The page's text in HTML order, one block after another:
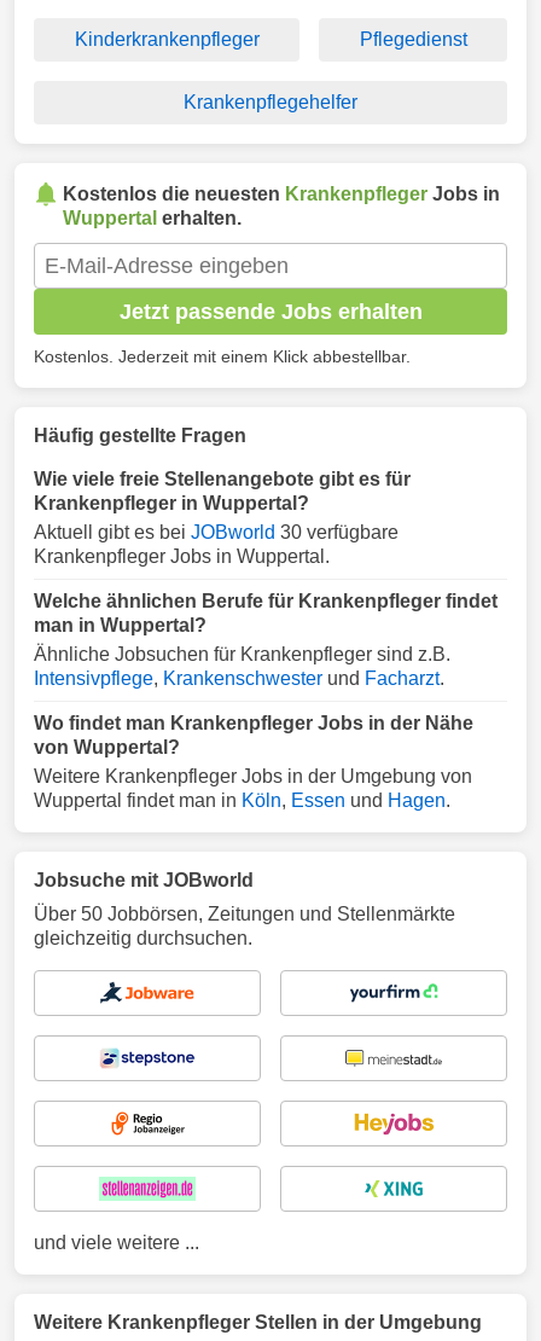
Kinderkrankenpfleger Pflegedienst
Krankenpflegehelfer
Kostenlos die neuesten Krankenpfleger Jobs in
Wuppertal erhalten.
Jetzt passende Jobs erhalten
Kostenlos. Jederzeit mit einem Klick abbestellbar.
Häufig gestellte Fragen
Wie viele freie Stellenangebote gibt es für
Krankenpfleger in Wuppertal?
Aktuell gibt es bei JOBworld 30 verfügbare
Krankenpfleger Jobs in Wuppertal.
Welche ähnlichen Berufe für Krankenpfleger findet
man in Wuppertal?
Ähnliche Jobsuchen für Krankenpfleger sind z.B.
Intensivpflege, Krankenschwester und Facharzt.
Wo findet man Krankenpfleger Jobs in der Nähe
von Wuppertal?
Weitere Krankenpfleger Jobs in der Umgebung von
Wuppertal findet man in Köln, Essen und Hagen.
Jobsuche mit JOBworld
Über 50 Jobbörsen, Zeitungen und Stellenmärkte
gleichzeitig durchsuchen.
und viele weitere ...
Weitere Krankenpfleger Stellen in der Umgebung